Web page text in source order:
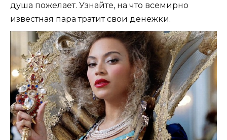
душа пожелает. Узнайте, на что всемирно
известная пара тратит свои денежки.